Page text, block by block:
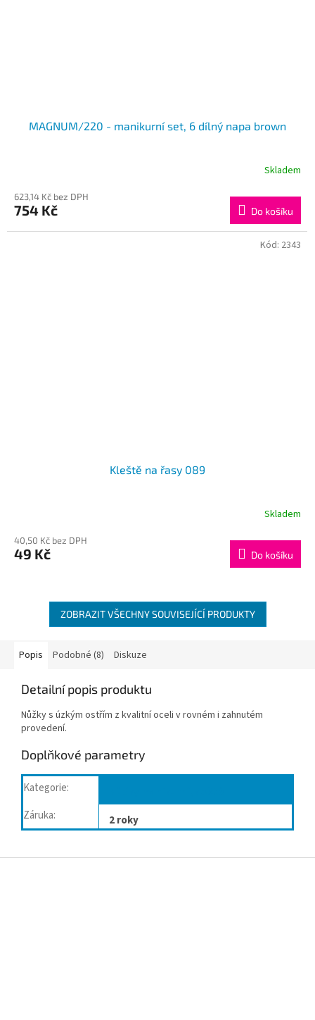
MAGNUM/220 - manikurní set, 6 dílný napa brown
Skladem
623,14 Kč bez DPH
754 Kč Do košíku
Kleště na řasy 089
Skladem
40,50 Kč bez DPH
49 Kč Do košíku
Kód: 2343
ZOBRAZIT VŠECHNY SOUVISEJÍCÍ PRODUKTY
Popis Podobné (8) Diskuze
Detailní popis produktu
Nůžky s úzkým ostřím z kvalitní oceli v rovném i zahnutém
provedení.
Doplňkové parametry
Kategorie:
Záruka: 2 roky